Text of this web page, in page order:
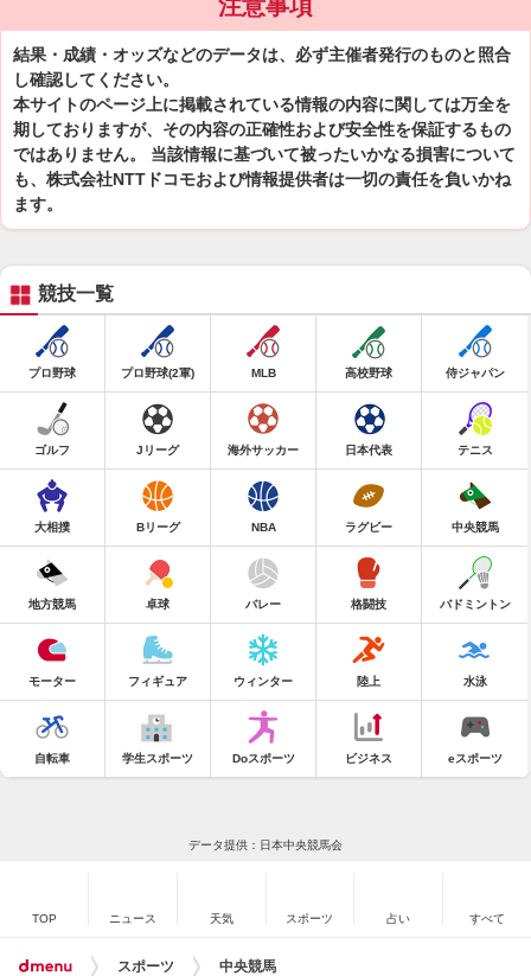
注意事項
結果・成績・オッズなどのデータは、必ず主催者発行のものと照合
し確認してください。
本サイトのページ上に掲載されている情報の内容に関しては万全を
期しておりますが、その内容の正確性および安全性を保証するもの
ではありません。 当該情報に基づいて被ったいかなる損害について
も、株式会社NTTドコモおよび情報提供者は一切の責任を負いかね
ます。
競技一覧
プロ野球 プロ野球(2軍) MLB 高校野球 侍ジャパン
ゴルフ Jリーグ 海外サッカー 日本代表 テニス
大相撲 Bリーグ NBA ラグビー 中央競馬
地方競馬 卓球 バレー 格闘技 バドミントン
モーター フィギュア ウィンター 陸上 水泳
自転車 学生スポーツ Doスポーツ ビジネス eスポーツ
データ提供：日本中央競馬会
TOP ニュース 天気 スポーツ 占い すべて
スポーツ 中央競馬